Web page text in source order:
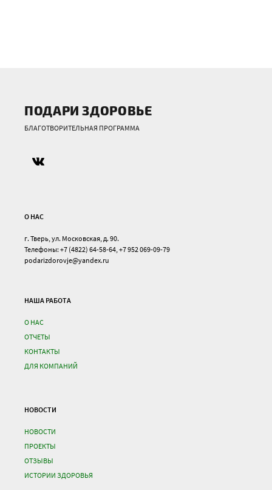
ПОДАРИ ЗДОРОВЬЕ
БЛАГОТВОРИТЕЛЬНАЯ ПРОГРАММА
О НАС
г. Тверь, ул. Московская, д. 90.
Телефоны: +7 (4822) 64-58-64, +7 952 069-09-79
podarizdorovje@yandex.ru
НАША РАБОТА
О НАС
ОТЧЕТЫ
КОНТАКТЫ
ДЛЯ КОМПАНИЙ
НОВОСТИ
НОВОСТИ
ПРОЕКТЫ
ОТЗЫВЫ
ИСТОРИИ ЗДОРОВЬЯ